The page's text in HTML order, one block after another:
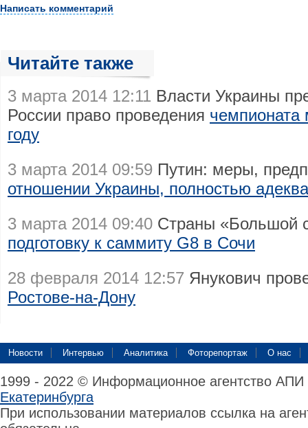
Написать комментарий
Читайте также
3 марта 2014 12:11 Власти Украины
России право проведения чемпионата
году
3 марта 2014 09:59 Путин: меры,
отношении Украины, полностью
3 марта 2014 09:40 Страны «Большой
подготовку к саммиту G8 в Сочи
28 февраля 2014 12:57 Янукович
Ростове-на-Дону
Новости Интервью Аналитика Фоторепортаж О нас
1999 - 2022 © Информационное агентство
Екатеринбурга
При использовании материалов ссылка на